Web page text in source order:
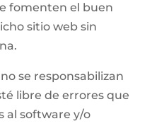
fomenten el buen
sitio web sin
se responsabilizan
libre de errores que
al software y/o